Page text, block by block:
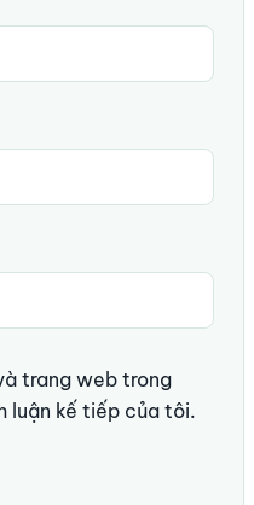
trang web trong
luận kế tiếp của tôi.